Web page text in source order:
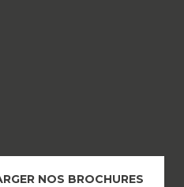
NOS BROCHURES